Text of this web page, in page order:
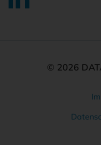
© 2026